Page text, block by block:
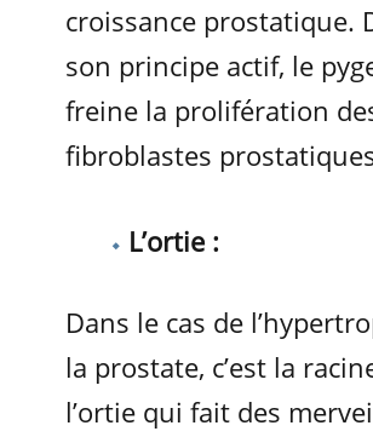
croissance prostatique.
son principe actif, le
freine la prolifération
fibroblastes
L’ortie :
Dans le cas de
la prostate, c’est la
l’ortie qui fait des